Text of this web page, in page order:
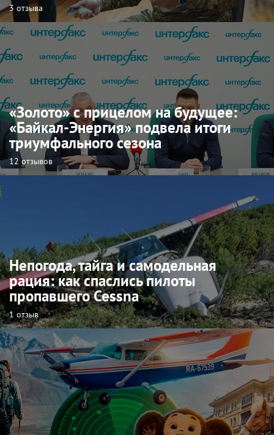
3 отзыва
«Золото» с прицелом на будущее:
«Байкал-Энергия» подвела итоги
триумфального сезона
12 отзывов
Непогода, тайга и самодельная
рация: как спаслись пилоты
пропавшего Cessna
1 отзыв